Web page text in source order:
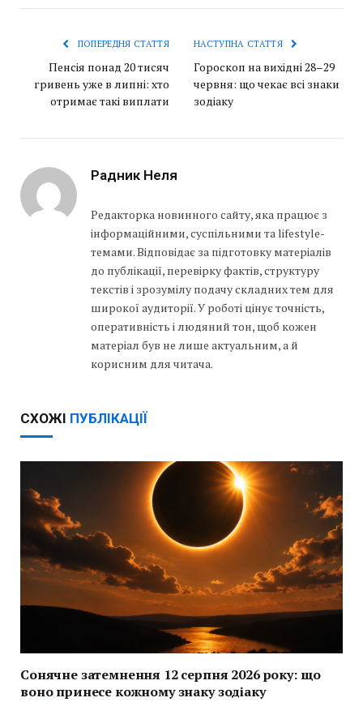
ПОПЕРЕДНЯ СТАТТЯ
Пенсія понад 20 тисяч
гривень уже в липні: хто
отримає такі виплати
НАСТУПНА СТАТТЯ
Гороскоп на вихідні 28–29
червня: що чекає всі знаки
зодіаку
Радник Неля
Редакторка новинного сайту, яка працює з
інформаційними, суспільними та lifestyle-
темами. Відповідає за підготовку матеріалів
до публікації, перевірку фактів, структуру
текстів і зрозумілу подачу складних тем для
широкої аудиторії. У роботі цінує точність,
оперативність і людяний тон, щоб кожен
матеріал був не лише актуальним, а й
корисним для читача.
СХОЖІ ПУБЛІКАЦІЇ
Сонячне затемнення 12 серпня 2026 року: що
воно принесе кожному знаку зодіаку